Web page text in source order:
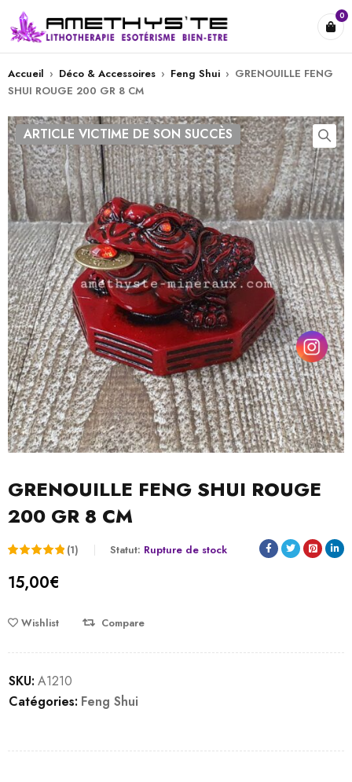
0
Accueil › Déco & Accessoires › Feng Shui › GRENOUILLE FENG
SHUI ROUGE 200 GR 8 CM
ARTICLE VICTIME DE SON SUCCÈS
GRENOUILLE FENG SHUI ROUGE
200 GR 8 CM
basé
client
(1) Statut: Rupture de stock
15,00€
Wishlist Compare
SKU: A1210
Catégories: Feng Shui